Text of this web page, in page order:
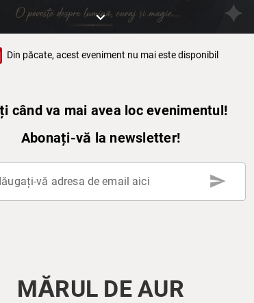
keyboard_arrow_down
Din păcate, acest eveniment nu mai este disponibil
când va mai avea loc evenimentul!
Abonați-vă la newsletter!
vă adresa de email aici send
MĂRUL DE AUR